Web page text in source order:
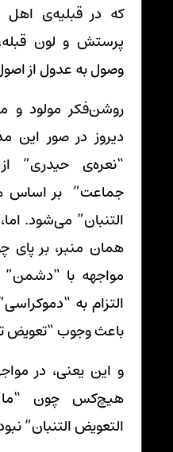
که در قبلیه‌ی اهل
پرستش و لون
وصول به عدول از
روشن‌فکر مولود و
دیروز در صور این
“نعره‌ی حیدری”
جماعت” بر اساس
التنبان” می‌شود.
همان منبر، بر پای
مواجهه با
التزام به
باعث وجوب “تعویض
و این یعنی، در
هیچ‌کس چون
التعویض التنبان”